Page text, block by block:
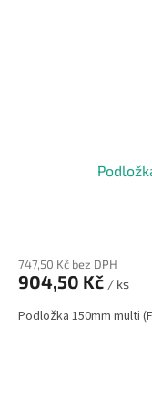
747,50 Kč bez DPH
904,50 Kč / ks
Podložka 150mm multi